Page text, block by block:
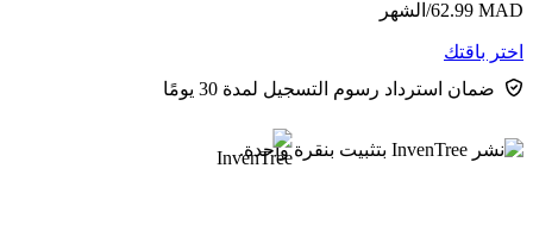
MAD
62.99/الشهر
اختر باقتك
ضمان استرداد رسوم التسجيل لمدة 30 يومًا